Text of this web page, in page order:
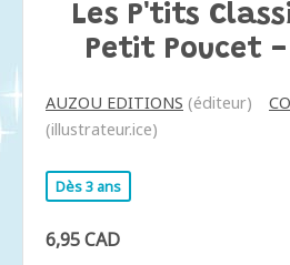
Les P'tits
Petit Poucet
AUZOU EDITIONS (éditeur)
(illustrateur.ice)
Dès 3 ans
6,95 CAD